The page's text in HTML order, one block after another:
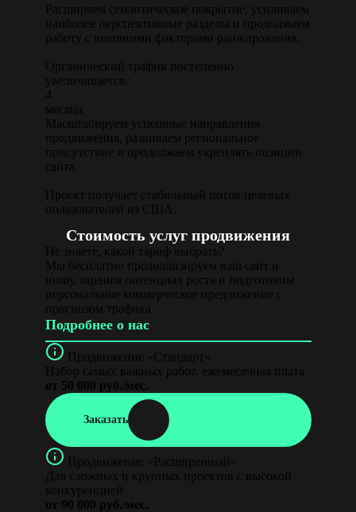
Расширяем семантическое покрытие, усиливаем
наиболее перспективные разделы и продолжаем
работу с внешними факторами ранжирования.
Органический трафик постепенно
увеличивается.
4
месяца
Масштабируем успешные направления
продвижения, развиваем региональное
присутствие и продолжаем укреплять позиции
сайта.
Проект получает стабильный поток целевых
пользователей из США.
Стоимость услуг продвижения
Не знаете, какой тариф выбрать?
Мы бесплатно проанализируем ваш сайт и
нишу, оценим потенциал роста и подготовим
персональное коммерческое предложение с
прогнозом трафика
Подробнее о нас
Продвижение «Стандарт»
Набор самых важных работ, ежемесячная плата
от 50 000 руб./мес.
Заказать
Продвижение «Расширенный»
Для сложных и крупных проектов с высокой
конкуренцией
от 90 000 руб./мес.